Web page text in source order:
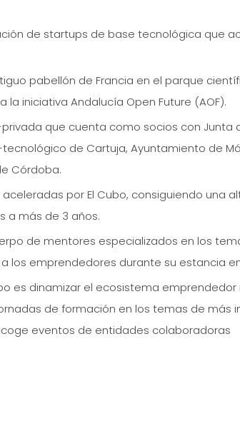
de startups de base tecnológica que
pabellón de Francia en el parque
la iniciativa Andalucía Open Future (AOF).
que cuenta como socios con Junta
de Cartuja, Ayuntamiento de
Córdoba.
por El Cubo, consiguiendo una
a más de 3 años.
de mentores especializados en los
los emprendedores durante su estancia
es dinamizar el ecosistema
de formación en los temas de más
eventos de entidades colaboradoras